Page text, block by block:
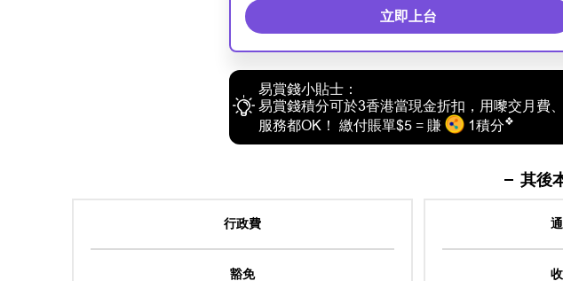
立即上台
易賞錢小貼士：
易賞錢積分可於3香港當現金折扣，用嚟交月費
服務都OK！ 繳付賬單$5 = 賺 1積分❖
其後
行政費
豁免